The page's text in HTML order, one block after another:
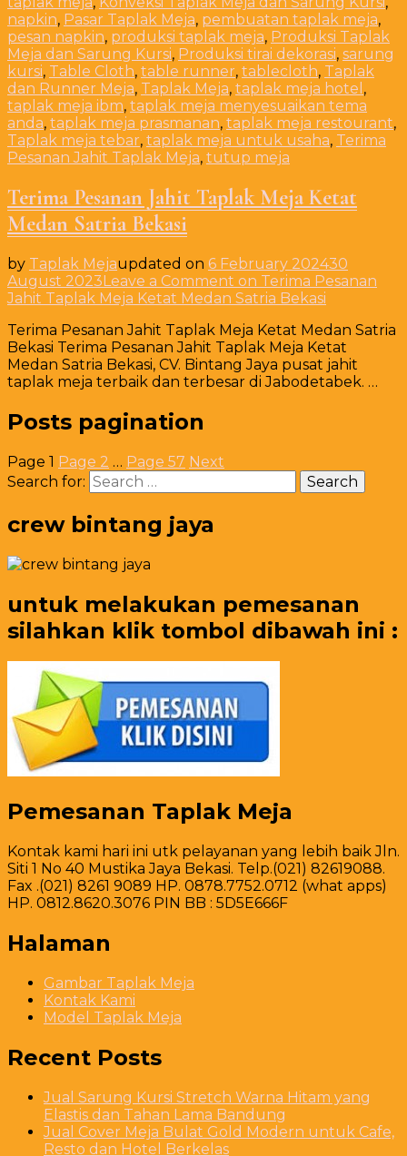
napkin, Pasar Taplak Meja, pembuatan taplak meja,
pesan napkin, produksi taplak meja, Produksi Taplak
Meja dan Sarung Kursi, Produksi tirai dekorasi, sarung
kursi, Table Cloth, table runner, tablecloth, Taplak
dan Runner Meja, Taplak Meja, taplak meja hotel ,
taplak meja ibm, taplak meja menyesuaikan tema
anda, taplak meja prasmanan, taplak meja restourant,
Taplak meja tebar, taplak meja untuk usaha, Terima
Pesanan Jahit Taplak Meja, tutup meja
Terima Pesanan Jahit Taplak Meja Ketat
Medan Satria Bekasi
by Taplak Mejaupdated on 6 February 202430
August 2023Leave a Comment on Terima Pesanan
Jahit Taplak Meja Ketat Medan Satria Bekasi
Terima Pesanan Jahit Taplak Meja Ketat Medan Satria
Bekasi Terima Pesanan Jahit Taplak Meja Ketat
Medan Satria Bekasi, CV. Bintang Jaya pusat jahit
taplak meja terbaik dan terbesar di Jabodetabek. …
Posts pagination
Page 1 Page 2 … Page 57 Next
Search for:
crew bintang jaya
untuk melakukan pemesanan
silahkan klik tombol dibawah ini :
Pemesanan Taplak Meja
Kontak kami hari ini utk pelayanan yang lebih baik Jln.
Siti 1 No 40 Mustika Jaya Bekasi. Telp.(021) 82619088.
Fax .(021) 8261 9089 HP. 0878.7752.0712 (what apps)
HP. 0812.8620.3076 PIN BB : 5D5E666F
Halaman
Gambar Taplak Meja
Kontak Kami
Model Taplak Meja
Recent Posts
Jual Sarung Kursi Stretch Warna Hitam yang
Elastis dan Tahan Lama Bandung
Jual Cover Meja Bulat Gold Modern untuk Cafe,
Resto dan Hotel Berkelas